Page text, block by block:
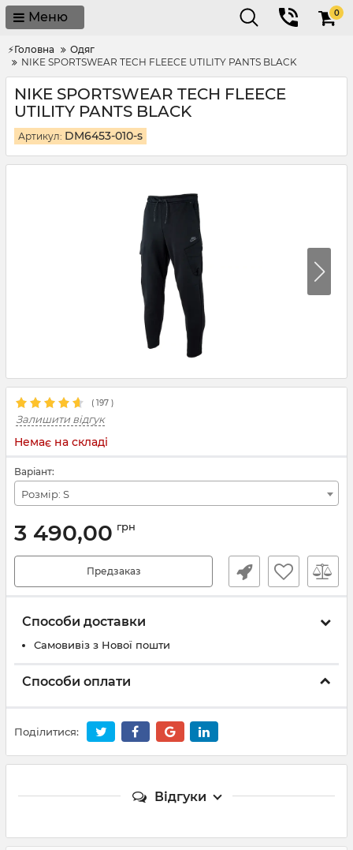
Меню 0
⚡Головна
Одяг
NIKE SPORTSWEAR TECH FLEECE UTILITY PANTS BLACK
NIKE SPORTSWEAR TECH FLEECE
UTILITY PANTS BLACK
Артикул: DM6453-010-s
( 197 )
Залишити відгук
Немає на складі
Варіант:
Розмір: S
3 490,00 грн
Предзаказ
Способи доставки
Самовивіз з Нової пошти
Способи оплати
Поділитися:
Відгуки